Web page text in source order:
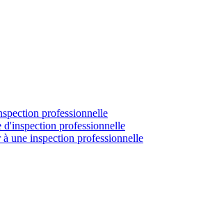
professionnelle
d'inspection professionnelle
à une inspection professionnelle